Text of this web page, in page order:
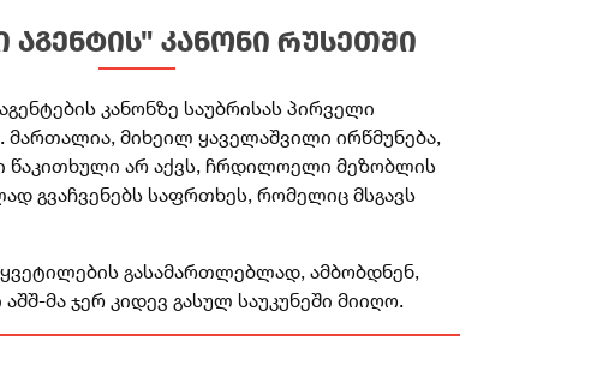
აგენტის" კანონი რუსეთში
კანონზე საუბრისას პირველი
მართალია, მიხეილ ყაველაშვილი ირწმუნება,
წაკითხული არ აქვს, ჩრდილოელი მეზობლის
გვაჩვენებს საფრთხეს, რომელიც მსგავს
გასამართლებლად, ამბობდნენ,
აშშ-მა ჯერ კიდევ გასულ საუკუნეში მიიღო.